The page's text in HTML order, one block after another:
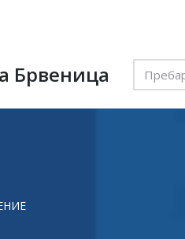
Брвеница